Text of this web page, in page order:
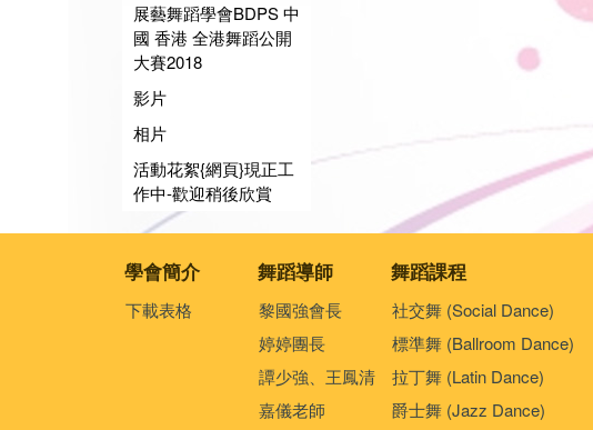
展藝舞蹈學會BDPS 中
國 香港 全港舞蹈公開
大賽2018
影片
相片
活動花絮{網頁}現正工
作中-歡迎稍後欣賞
學會簡介 舞蹈導師 舞蹈課程
下載表格
黎國強會長
婷婷團長
譚少強、王鳳清
嘉儀老師
社交舞 (Social Dance)
標準舞 (Ballroom Dance)
拉丁舞 (Latin Dance)
爵士舞 (Jazz Dance)